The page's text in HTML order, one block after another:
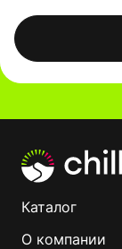
Каталог
О компании